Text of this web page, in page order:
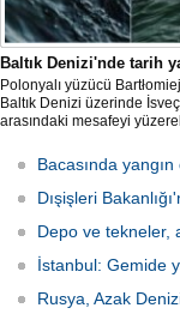
Baltık Denizi'nde tarih
Polonyalı yüzücü
Baltık Denizi üzerinde
arasındaki mesafeyi
Bacasında
Dışişleri
Depo ve tekneler,
İstanbul: Gemide
Rusya, Azak